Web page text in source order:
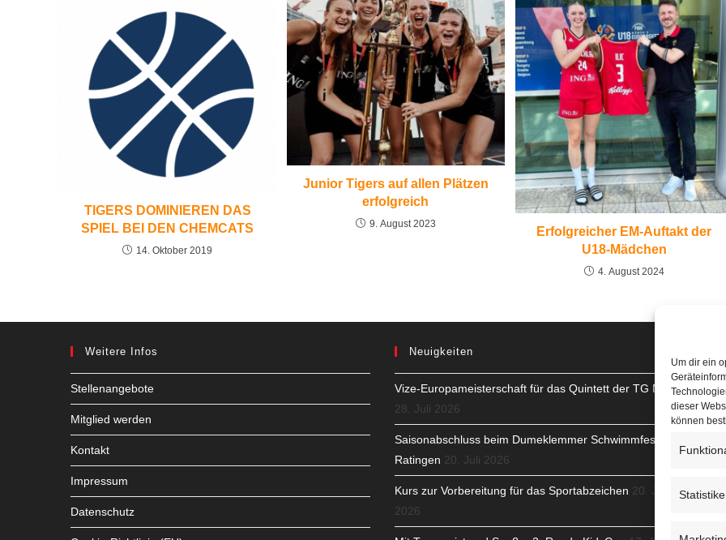
Um dir ein
dieser
können
TIGERS DOMINIEREN DAS
SPIEL BEI DEN CHEMCATS
14. Oktober 2019
Junior Tigers auf allen Plätzen
erfolgreich
9. August 2023
Erfolgreicher EM-Auftakt der
U18-Mädchen
4. August 2024
Weitere Infos
Stellenangebote
Mitglied werden
Kontakt
Impressum
Datenschutz
Neuigkeiten
Vize-Europameisterschaft für das Quintett der TG Neuss
28. Juli 2026
Saisonabschluss beim Dumeklemmer Schwimmfest in
Ratingen 20. Juli 2026
Kurs zur Vorbereitung für das Sportabzeichen 20. Juli
2026